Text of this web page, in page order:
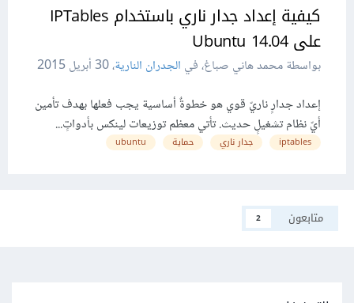
كيفية إعداد جدار ناري باستخدام IPTables
على Ubuntu 14.04
بواسطة محمد هاني صباغ، في الجدران النارية،30 أبريل 2015
إعداد جدارٍ ناريّ قوي هو خطوةٌ أساسية يجب فعلها بهدف تأمين
أيّ نظام تشغيلٍ حديث. تأتي معظم توزيعات لينكس بأدواتٍ...
iptables جدار ناري حماية ubuntu
متابعون 2